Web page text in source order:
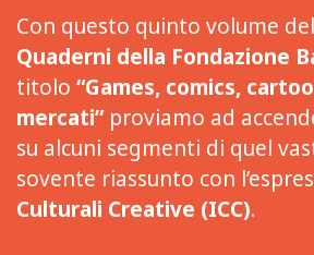
Con questo quinto volume
Quaderni della Fondazione
titolo “Games, comics,
mercati”proviamo ad
su alcuni segmenti di quel
sovente riassunto con
Culturali Creative (ICC).